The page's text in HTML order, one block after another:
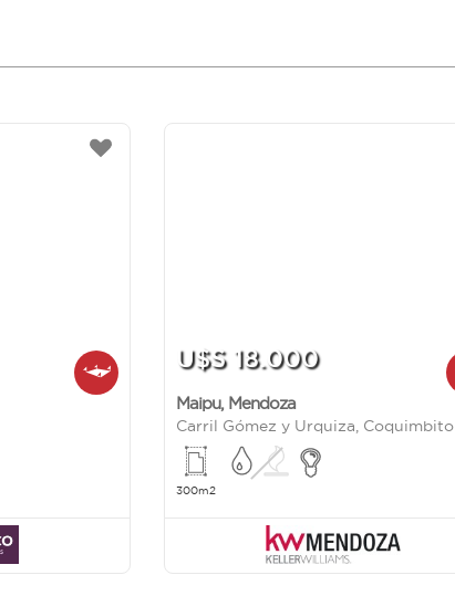
U$S 18.000
Maipu, Mendoza
Carril Gómez y Urquiza, Coquimbito
300m2